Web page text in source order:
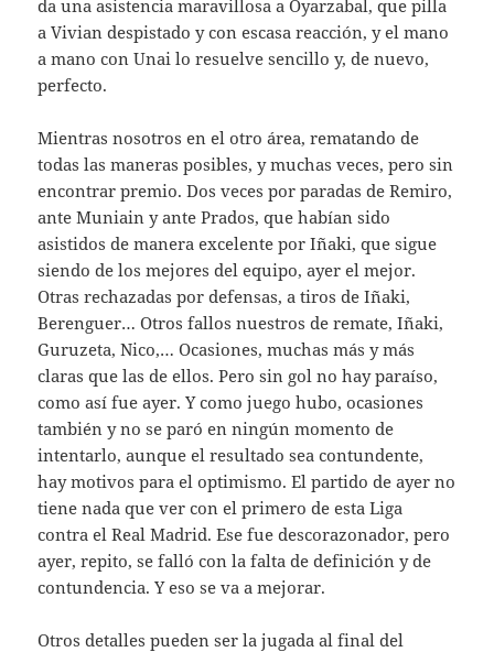
da una asistencia maravillosa a Oyarzabal, que pilla
a Vivian despistado y con escasa reacción, y el mano
a mano con Unai lo resuelve sencillo y, de nuevo,
perfecto.
Mientras nosotros en el otro área, rematando de
todas las maneras posibles, y muchas veces, pero sin
encontrar premio. Dos veces por paradas de Remiro,
ante Muniain y ante Prados, que habían sido
asistidos de manera excelente por Iñaki, que sigue
siendo de los mejores del equipo, ayer el mejor.
Otras rechazadas por defensas, a tiros de Iñaki,
Berenguer… Otros fallos nuestros de remate, Iñaki,
Guruzeta, Nico,… Ocasiones, muchas más y más
claras que las de ellos. Pero sin gol no hay paraíso,
como así fue ayer. Y como juego hubo, ocasiones
también y no se paró en ningún momento de
intentarlo, aunque el resultado sea contundente,
hay motivos para el optimismo. El partido de ayer no
tiene nada que ver con el primero de esta Liga
contra el Real Madrid. Ese fue descorazonador, pero
ayer, repito, se falló con la falta de definición y de
contundencia. Y eso se va a mejorar.
Otros detalles pueden ser la jugada al final del